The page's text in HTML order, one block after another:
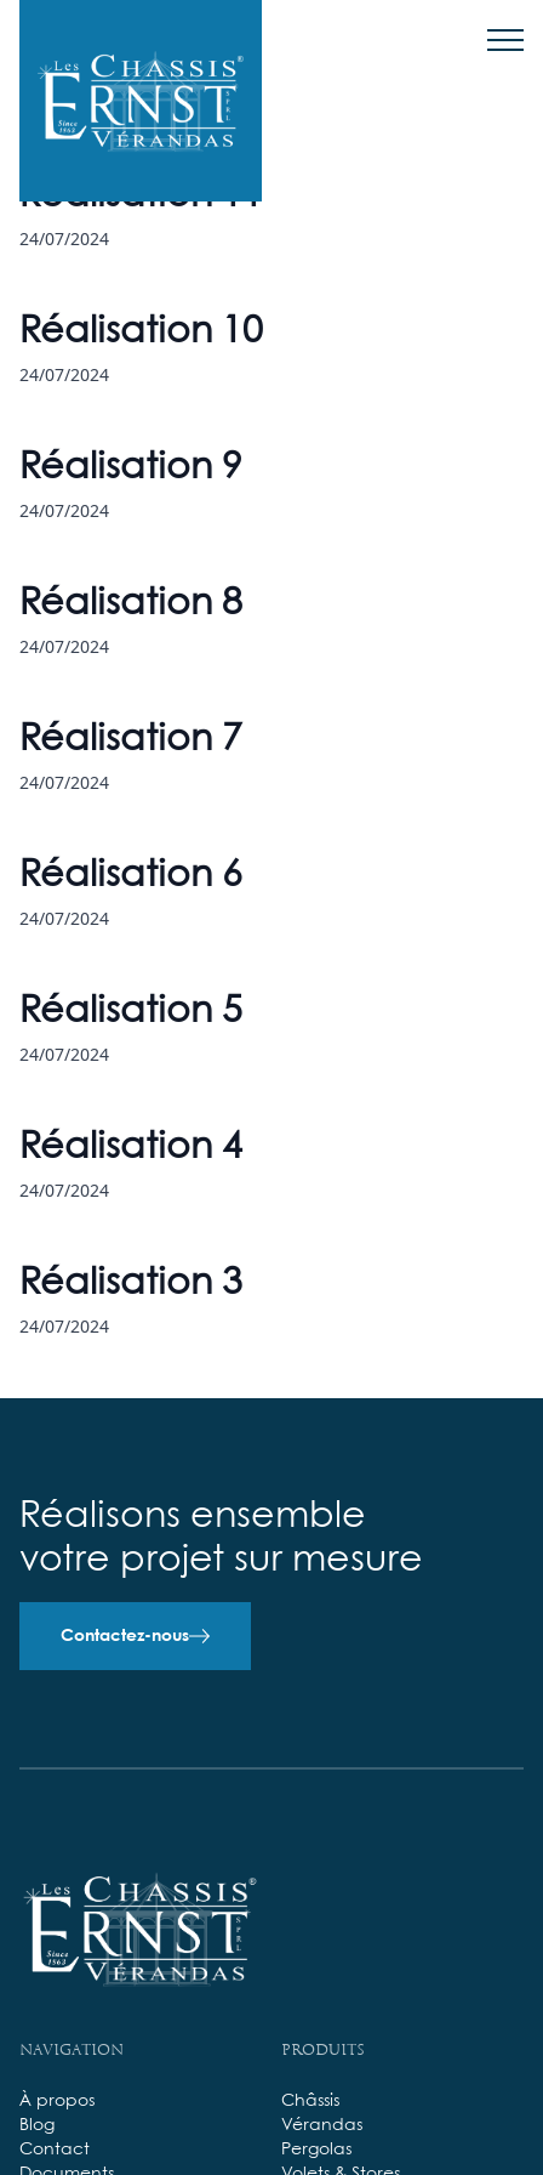
Réalisation 12
24/07/2024
Réalisation 11
24/07/2024
Réalisation 10
24/07/2024
Réalisation 9
24/07/2024
Réalisation 8
24/07/2024
Réalisation 7
24/07/2024
Réalisation 6
24/07/2024
Réalisation 5
24/07/2024
Réalisation 4
24/07/2024
Réalisation 3
24/07/2024
Réalisons ensemble
votre projet sur mesure
Contactez-nous
Navigation
À propos
Blog
Contact
Produits
Châssis
Vérandas
Pergolas